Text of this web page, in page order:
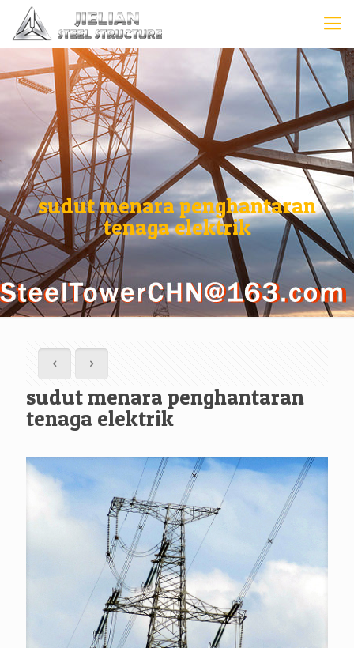
sudut menara penghantaran
tenaga elektrik
sudut menara penghantaran
tenaga elektrik